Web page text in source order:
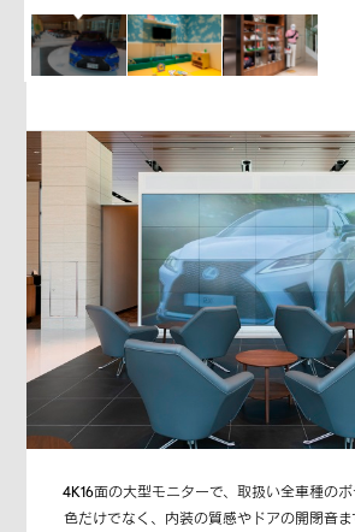
4K16面の大型モニターで、取扱い全車種の
色だけでなく、内装の質感やドアの開閉音